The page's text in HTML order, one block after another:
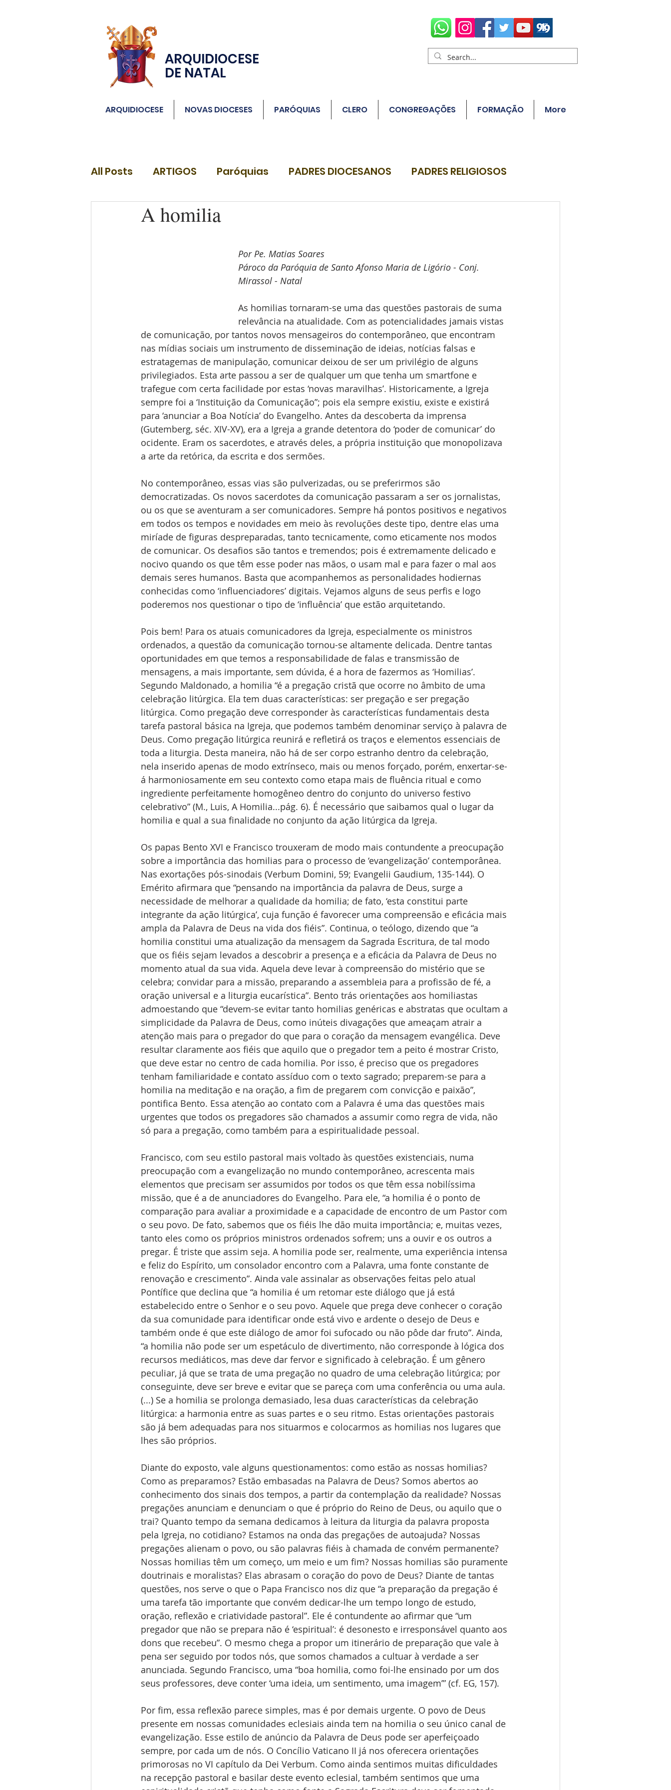
ARQUIDIOCESE
DE NATAL
ARQUIDIOCESE NOVAS DIOCESES PARÓQUIAS CLERO CONGREGAÇÕES FORMAÇÃO More
All Posts ARTIGOS Paróquias PADRES DIOCESANOS PADRES RELIGIOSOS
DIÁCONOSA homilia
Por Pe. Matias Soares
Pároco da Paróquia de Santo Afonso Maria de Ligório - Conj.
Mirassol - Natal
As homilias tornaram-se uma das questões pastorais de suma
relevância na atualidade. Com as potencialidades jamais vistas
de comunicação, por tantos novos mensageiros do contemporâneo, que encontram
nas mídias sociais um instrumento de disseminação de ideias, notícias falsas e
estratagemas de manipulação, comunicar deixou de ser um privilégio de alguns
privilegiados. Esta arte passou a ser de qualquer um que tenha um smartfone e
trafegue com certa facilidade por estas ‘novas maravilhas’. Historicamente, a Igreja
sempre foi a ‘Instituição da Comunicação”; pois ela sempre existiu, existe e existirá
para ‘anunciar a Boa Notícia’ do Evangelho. Antes da descoberta da imprensa
(Gutemberg, séc. XIV-XV), era a Igreja a grande detentora do ‘poder de comunicar’ do
ocidente. Eram os sacerdotes, e através deles, a própria instituição que monopolizava
a arte da retórica, da escrita e dos sermões.
No contemporâneo, essas vias são pulverizadas, ou se preferirmos são
democratizadas. Os novos sacerdotes da comunicação passaram a ser os jornalistas,
ou os que se aventuram a ser comunicadores. Sempre há pontos positivos e negativos
em todos os tempos e novidades em meio às revoluções deste tipo, dentre elas uma
miríade de figuras despreparadas, tanto tecnicamente, como eticamente nos modos
de comunicar. Os desafios são tantos e tremendos; pois é extremamente delicado e
nocivo quando os que têm esse poder nas mãos, o usam mal e para fazer o mal aos
demais seres humanos. Basta que acompanhemos as personalidades hodiernas
conhecidas como ‘influenciadores’ digitais. Vejamos alguns de seus perfis e logo
poderemos nos questionar o tipo de ‘influência’ que estão arquitetando.
Pois bem! Para os atuais comunicadores da Igreja, especialmente os ministros
ordenados, a questão da comunicação tornou-se altamente delicada. Dentre tantas
oportunidades em que temos a responsabilidade de falas e transmissão de
mensagens, a mais importante, sem dúvida, é a hora de fazermos as ‘Homilias’.
Segundo Maldonado, a homilia “é a pregação cristã que ocorre no âmbito de uma
celebração litúrgica. Ela tem duas características: ser pregação e ser pregação
litúrgica. Como pregação deve corresponder às características fundamentais desta
tarefa pastoral básica na Igreja, que podemos também denominar serviço à palavra de
Deus. Como pregação litúrgica reunirá e refletirá os traços e elementos essenciais de
toda a liturgia. Desta maneira, não há de ser corpo estranho dentro da celebração,
nela inserido apenas de modo extrínseco, mais ou menos forçado, porém, enxertar-se-
á harmoniosamente em seu contexto como etapa mais de fluência ritual e como
ingrediente perfeitamente homogêneo dentro do conjunto do universo festivo
celebrativo” (M., Luis, A Homilia...pág. 6). É necessário que saibamos qual o lugar da
homilia e qual a sua finalidade no conjunto da ação litúrgica da Igreja.
Os papas Bento XVI e Francisco trouxeram de modo mais contundente a preocupação
sobre a importância das homilias para o processo de ‘evangelização’ contemporânea.
Nas exortações pós-sinodais (Verbum Domini, 59; Evangelii Gaudium, 135-144). O
Emérito afirmara que “pensando na importância da palavra de Deus, surge a
necessidade de melhorar a qualidade da homilia; de fato, ‘esta constitui parte
integrante da ação litúrgica’, cuja função é favorecer uma compreensão e eficácia mais
ampla da Palavra de Deus na vida dos fiéis”. Continua, o teólogo, dizendo que “a
homilia constitui uma atualização da mensagem da Sagrada Escritura, de tal modo
que os fiéis sejam levados a descobrir a presença e a eficácia da Palavra de Deus no
momento atual da sua vida. Aquela deve levar à compreensão do mistério que se
celebra; convidar para a missão, preparando a assembleia para a profissão de fé, a
oração universal e a liturgia eucarística”. Bento trás orientações aos homiliastas
admoestando que “devem-se evitar tanto homilias genéricas e abstratas que ocultam a
simplicidade da Palavra de Deus, como inúteis divagações que ameaçam atrair a
atenção mais para o pregador do que para o coração da mensagem evangélica. Deve
resultar claramente aos fiéis que aquilo que o pregador tem a peito é mostrar Cristo,
que deve estar no centro de cada homilia. Por isso, é preciso que os pregadores
tenham familiaridade e contato assíduo com o texto sagrado; preparem-se para a
homilia na meditação e na oração, a fim de pregarem com convicção e paixão”,
pontifica Bento. Essa atenção ao contato com a Palavra é uma das questões mais
urgentes que todos os pregadores são chamados a assumir como regra de vida, não
só para a pregação, como também para a espiritualidade pessoal.
Francisco, com seu estilo pastoral mais voltado às questões existenciais, numa
preocupação com a evangelização no mundo contemporâneo, acrescenta mais
elementos que precisam ser assumidos por todos os que têm essa nobilíssima
missão, que é a de anunciadores do Evangelho. Para ele, “a homilia é o ponto de
comparação para avaliar a proximidade e a capacidade de encontro de um Pastor com
o seu povo. De fato, sabemos que os fiéis lhe dão muita importância; e, muitas vezes,
tanto eles como os próprios ministros ordenados sofrem; uns a ouvir e os outros a
pregar. É triste que assim seja. A homilia pode ser, realmente, uma experiência intensa
e feliz do Espírito, um consolador encontro com a Palavra, uma fonte constante de
renovação e crescimento”. Ainda vale assinalar as observações feitas pelo atual
Pontífice que declina que “a homilia é um retomar este diálogo que já está
estabelecido entre o Senhor e o seu povo. Aquele que prega deve conhecer o coração
da sua comunidade para identificar onde está vivo e ardente o desejo de Deus e
também onde é que este diálogo de amor foi sufocado ou não pôde dar fruto”. Ainda,
“a homilia não pode ser um espetáculo de divertimento, não corresponde à lógica dos
recursos mediáticos, mas deve dar fervor e significado à celebração. É um gênero
peculiar, já que se trata de uma pregação no quadro de uma celebração litúrgica; por
conseguinte, deve ser breve e evitar que se pareça com uma conferência ou uma aula.
(...) Se a homilia se prolonga demasiado, lesa duas características da celebração
litúrgica: a harmonia entre as suas partes e o seu ritmo. Estas orientações pastorais
são já bem adequadas para nos situarmos e colocarmos as homilias nos lugares que
lhes são próprios.
Diante do exposto, vale alguns questionamentos: como estão as nossas homilias?
Como as preparamos? Estão embasadas na Palavra de Deus? Somos abertos ao
conhecimento dos sinais dos tempos, a partir da contemplação da realidade? Nossas
pregações anunciam e denunciam o que é próprio do Reino de Deus, ou aquilo que o
trai? Quanto tempo da semana dedicamos à leitura da liturgia da palavra proposta
pela Igreja, no cotidiano? Estamos na onda das pregações de autoajuda? Nossas
pregações alienam o povo, ou são palavras fiéis à chamada de convém permanente?
Nossas homilias têm um começo, um meio e um fim? Nossas homilias são puramente
doutrinais e moralistas? Elas abrasam o coração do povo de Deus? Diante de tantas
questões, nos serve o que o Papa Francisco nos diz que “a preparação da pregação é
uma tarefa tão importante que convém dedicar-lhe um tempo longo de estudo,
oração, reflexão e criatividade pastoral”. Ele é contundente ao afirmar que “um
pregador que não se prepara não é ‘espiritual’: é desonesto e irresponsável quanto aos
dons que recebeu”. O mesmo chega a propor um itinerário de preparação que vale à
pena ser seguido por todos nós, que somos chamados a cultuar à verdade a ser
anunciada. Segundo Francisco, uma “boa homilia, como foi-lhe ensinado por um dos
seus professores, deve conter ‘uma ideia, um sentimento, uma imagem’” (cf. EG, 157).
Por fim, essa reflexão parece simples, mas é por demais urgente. O povo de Deus
presente em nossas comunidades eclesiais ainda tem na homilia o seu único canal de
evangelização. Esse estilo de anúncio da Palavra de Deus pode ser aperfeiçoado
sempre, por cada um de nós. O Concílio Vaticano II já nos oferecera orientações
primorosas no VI capítulo da Dei Verbum. Como ainda sentimos muitas dificuldades
na recepção pastoral e basilar deste evento eclesial, também sentimos que uma